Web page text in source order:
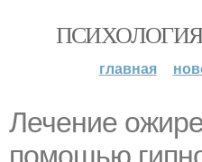
главная
Лечение